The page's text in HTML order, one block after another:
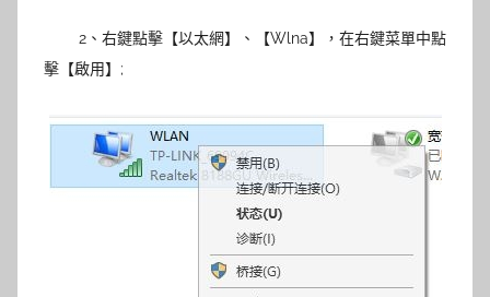
2、右鍵點擊【以太網】、【Wlna】，在右鍵菜單中點
擊【啟用】;